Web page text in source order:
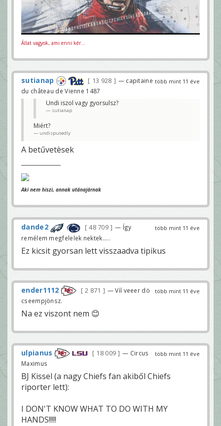
Állat vagyok, ami enni kér...
több mint 11 éve
sutianap 13 928
— capitaine
du château de Vienne 1487
Undi iszol vagy gyorsulsz?
sutianap
Miért?
undisputedly
A betűvetèsek
Aki nem hiszi, annak utánajárnak
több mint 11 éve
dande2 48 709
— Így
remélem megfelelek nektek.....
Ez kicsit gyorsan lett visszaadva tipikus
több mint 11 éve
ender1112 2 871
— Víí veeer dö
cseempjönsz.
Na ez viszont nem 😊
több mint 11 éve
ulpianus 18 009
— Circus
Maximus
BJ Kissel (a nagy Chiefs fan akiből Chiefs
riporter lett):
I DON'T KNOW WHAT TO DO WITH MY
HANDS!!!!!